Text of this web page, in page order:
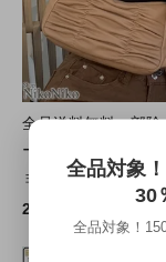
全品送料無料一部除
ー ホーボーバッグ【
ョルダーバッグ サ
2,200円(税200円)
全品対象
30
全品対象！